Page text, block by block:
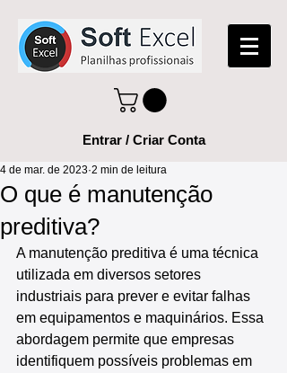
Entrar / Criar Conta
O que é manutenção
preditiva?
4 de mar. de 2023 2 min de leitura
A manutenção preditiva é uma técnica
utilizada em diversos setores
industriais para prever e evitar falhas
em equipamentos e maquinários. Essa
abordagem permite que empresas
identifiquem possíveis problemas em